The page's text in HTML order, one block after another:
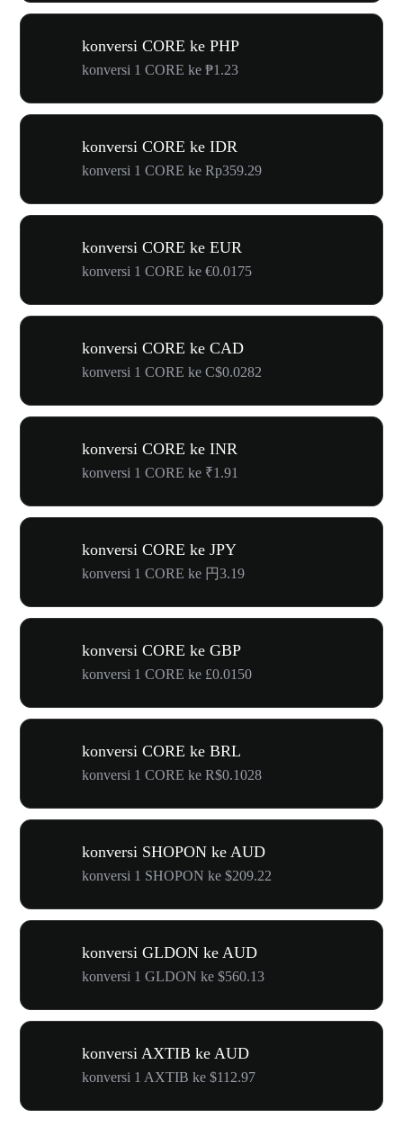
konversi CORE ke PHP
konversi 1 CORE ke ₱1.23
konversi CORE ke IDR
konversi 1 CORE ke Rp359.29
konversi CORE ke EUR
konversi 1 CORE ke €0.0175
konversi CORE ke CAD
konversi 1 CORE ke C$0.0282
konversi CORE ke INR
konversi 1 CORE ke ₹1.91
konversi CORE ke JPY
konversi 1 CORE ke 円3.19
konversi CORE ke GBP
konversi 1 CORE ke £0.0150
konversi CORE ke BRL
konversi 1 CORE ke R$0.1028
konversi SHOPON ke AUD
konversi 1 SHOPON ke $209.22
konversi GLDON ke AUD
konversi 1 GLDON ke $560.13
konversi AXTIB ke AUD
konversi 1 AXTIB ke $112.97